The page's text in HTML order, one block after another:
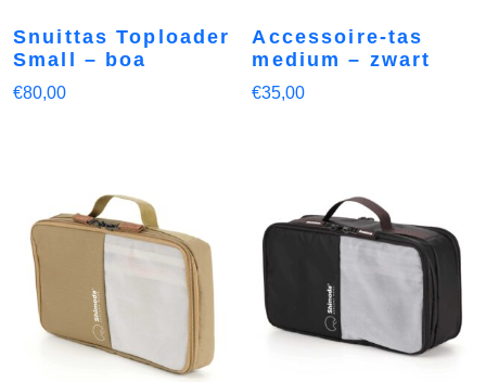
Snuittas Toploader
Small – boa
€80,00
Accessoire-tas
medium – zwart
€35,00